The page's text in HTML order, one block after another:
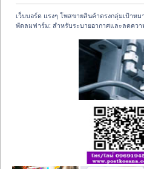
เว็บบอร์ด แรงๆ โพสขายสินค้าตรงกลุ่มเป้าห
พัดลมฟาร์ม: สำหรับระบายอากาศและลดควา